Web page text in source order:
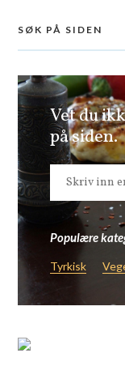
SØK PÅ SIDEN
Vet du
på siden.
Populære
Tyrkisk